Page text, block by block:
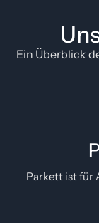
Ein Überblick
Parkett ist für